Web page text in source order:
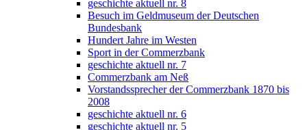
geschichte aktuell nr. 8
Besuch im Geldmuseum der Deutschen
Bundesbank
Hundert Jahre im Westen
Sport in der Commerzbank
geschichte aktuell nr. 7
Commerzbank am Neß
Vorstandssprecher der Commerzbank 1870 bis
2008
geschichte aktuell nr. 6
geschichte aktuell nr. 5